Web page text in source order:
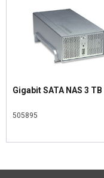
Gigabit SATA NAS 3 TB
505895